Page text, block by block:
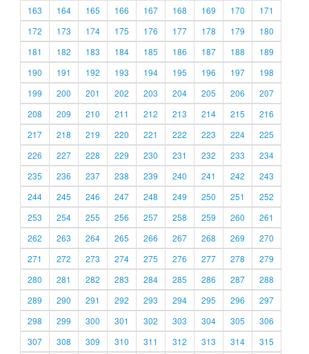
163
164 165 166 167 168 169 170
171
172
173 174 175 176 177 178 179
180
181
182 183 184 185 186 187 188
189
190
191 192 193 194 195 196 197
198
199
200 201 202 203 204 205 206
207
208
209 210 211 212 213 214 215
216
217
218 219 220 221 222 223 224
225
226
227 228 229 230 231 232 233
234
235
236 237 238 239 240 241 242
243
244
245 246 247 248 249 250 251
252
253
254 255 256 257 258 259 260
261
262
263 264 265 266 267 268 269
270
271
272 273 274 275 276 277 278
279
280
281 282 283 284 285 286 287
288
289
290 291 292 293 294 295 296
297
298
299 300 301 302 303 304 305
306
307
308 309 310 311 312 313 314 315